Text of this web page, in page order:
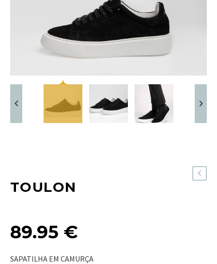
TOULON
89.95 €
SAPATILHA EM CAMURÇA